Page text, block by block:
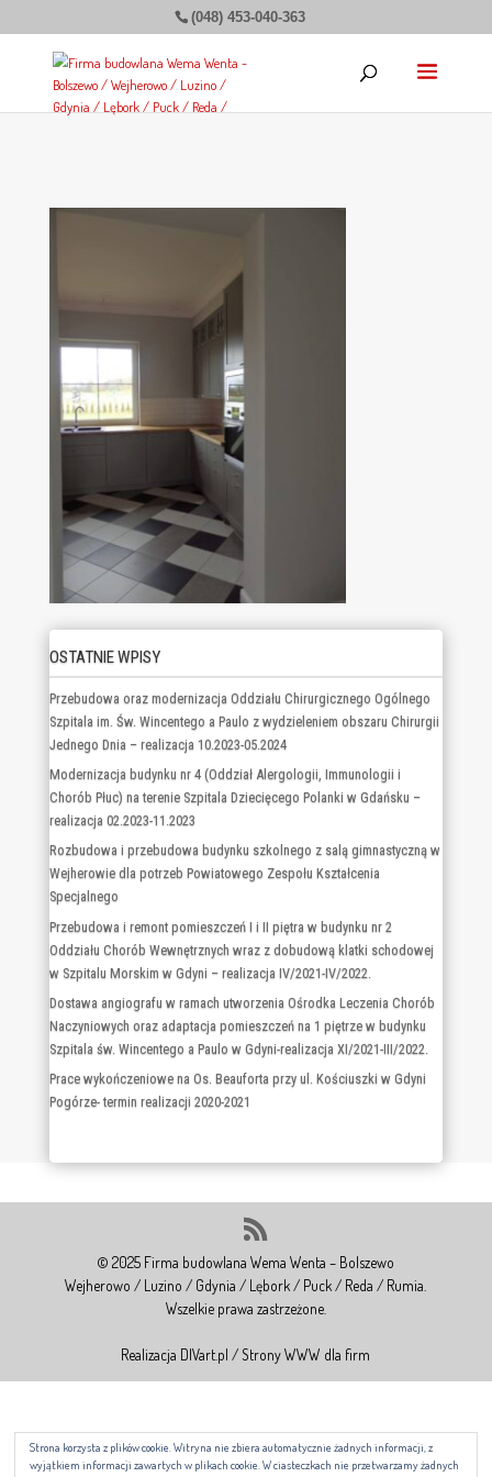
(048) 453-040-363
OSTATNIE WPISY
Przebudowa oraz modernizacja Oddziału Chirurgicznego Ogólnego
Szpitala im. Św. Wincentego a Paulo z wydzieleniem obszaru Chirurgii
Jednego Dnia – realizacja 10.2023-05.2024
Modernizacja budynku nr 4 (Oddział Alergologii, Immunologii i
Chorób Płuc) na terenie Szpitala Dziecięcego Polanki w Gdańsku –
realizacja 02.2023-11.2023
Rozbudowa i przebudowa budynku szkolnego z salą gimnastyczną w
Wejherowie dla potrzeb Powiatowego Zespołu Kształcenia
Specjalnego
Przebudowa i remont pomieszczeń I i II piętra w budynku nr 2
Oddziału Chorób Wewnętrznych wraz z dobudową klatki schodowej
w Szpitalu Morskim w Gdyni – realizacja IV/2021-IV/2022.
Dostawa angiografu w ramach utworzenia Ośrodka Leczenia Chorób
Szpitala św. Wincentego a Paulo w Gdyni-realizacja XI/2021-III/2022.
Prace wykończeniowe na Os. Beauforta przy ul. Kościuszki w Gdyni
Pogórze- termin realizacji 2020-2021
Wejherowo / Luzino / Gdynia / Lębork / Puck / Reda / Rumia.
Wszelkie prawa zastrzeżone.